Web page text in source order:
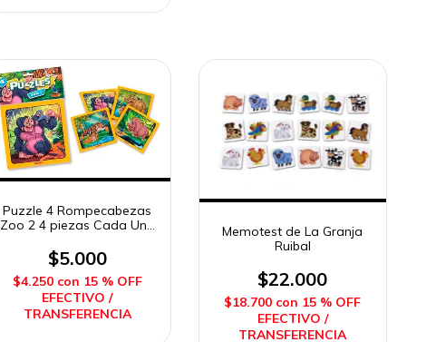
Puzzle 4 Rompecabezas
Zoo 2 4 piezas Cada Uno
$5.000
$4.250 con 15 % OFF
EFECTIVO /
TRANSFERENCIA
Memotest de La Granja
Ruibal
$22.000
$18.700 con 15 % OFF
EFECTIVO /
TRANSFERENCIA